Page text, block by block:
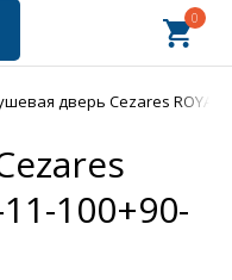
0
дверь Cezares ROYAL
11-100+90-